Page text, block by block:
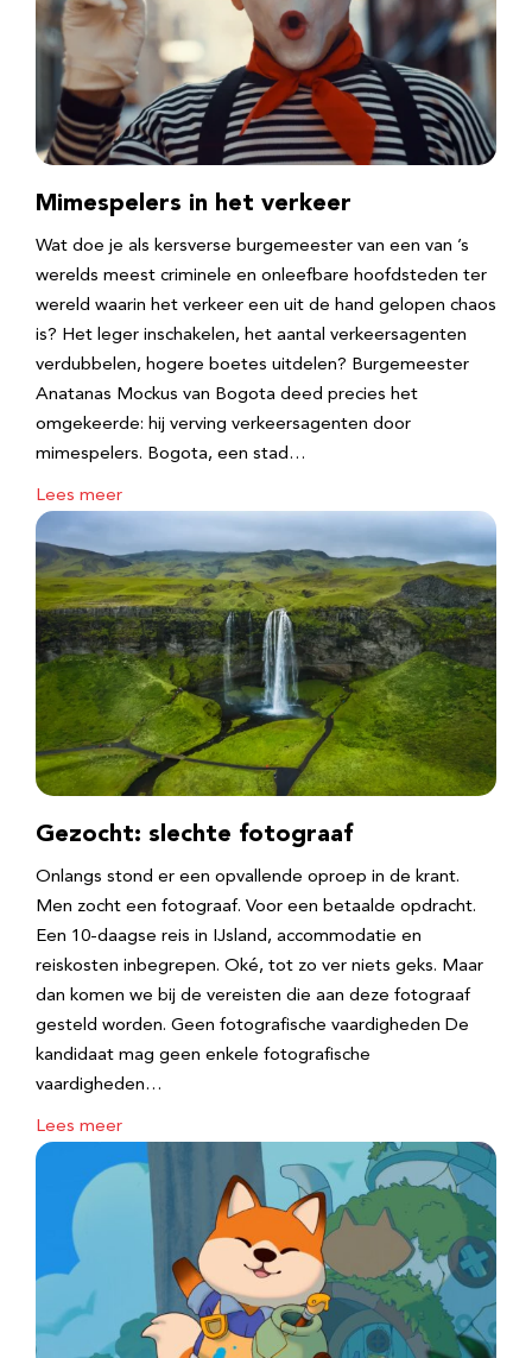
Mimespelers in het verkeer
Wat doe je als kersverse burgemeester van een van ’s
werelds meest criminele en onleefbare hoofdsteden ter
wereld waarin het verkeer een uit de hand gelopen chaos
is? Het leger inschakelen, het aantal verkeersagenten
verdubbelen, hogere boetes uitdelen? Burgemeester
Anatanas Mockus van Bogota deed precies het
omgekeerde: hij verving verkeersagenten door
mimespelers. Bogota, een stad…
Lees meer
Gezocht: slechte fotograaf
Onlangs stond er een opvallende oproep in de krant.
Men zocht een fotograaf. Voor een betaalde opdracht.
Een 10-daagse reis in IJsland, accommodatie en
reiskosten inbegrepen. Oké, tot zo ver niets geks. Maar
dan komen we bij de vereisten die aan deze fotograaf
gesteld worden. Geen fotografische vaardigheden De
kandidaat mag geen enkele fotografische
vaardigheden…
Lees meer